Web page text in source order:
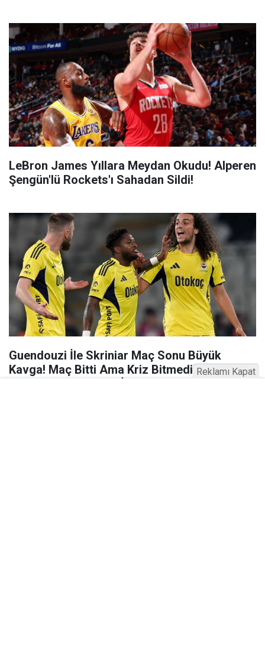
LeBron James Yıllara Meydan Okudu! Alperen
Şengün'lü Rockets'ı Sahadan Sildi!
Guendouzi İle Skriniar Maç Sonu Büyük
Kavga! Maç Bitti Ama Kriz Bitmedi! Reklamı Kapat